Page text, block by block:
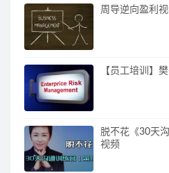
周导逆向盈利
【员工培训】
脱不花《30天
视频